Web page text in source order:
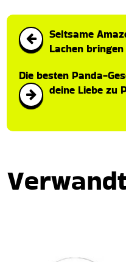
Seltsame
Lachen bringen
Die besten Panda-
deine Liebe zu